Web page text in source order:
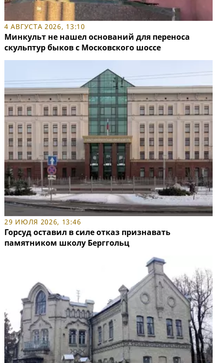
4 АВГУСТА 2026, 13:10
Минкульт не нашел оснований для переноса
скульптур быков с Московского шоссе
29 ИЮЛЯ 2026, 13:46
Горсуд оставил в силе отказ признавать
памятником школу Берггольц